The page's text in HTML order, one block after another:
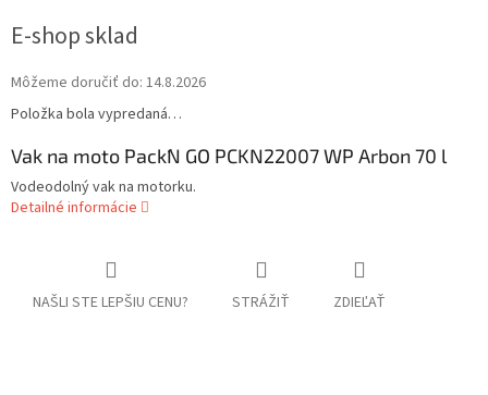
cena:
E-shop sklad
Môžeme doručiť do: 14.8.2026
Položka bola vypredaná…
Vak na moto Pack´N GO PCKN22007 WP Arbon 70 l
Vodeodolný vak na motorku.
Detailné informácie
NAŠLI STE LEPŠIU CENU? STRÁŽIŤ ZDIEĽAŤ